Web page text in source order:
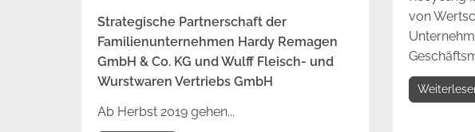
Strategische Partnerschaft der
Familienunternehmen Hardy Remagen
GmbH & Co. KG und Wulff Fleisch- und
Wurstwaren Vertriebs GmbH
Ab Herbst 2019 gehen...
von